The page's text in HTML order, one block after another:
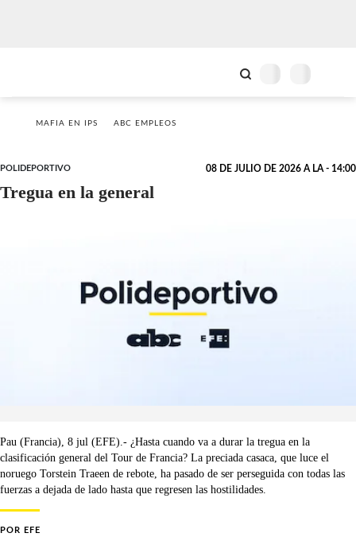
MAFIA EN IPS ABC EMPLEOS
POLIDEPORTIVO 08 DE JULIO DE 2026 A LA - 14:00
Tregua en la general
Pau (Francia), 8 jul (EFE).- ¿Hasta cuando va a durar la tregua en la
clasificación general del Tour de Francia? La preciada casaca, que luce el
noruego Torstein Traeen de rebote, ha pasado de ser perseguida con todas las
fuerzas a dejada de lado hasta que regresen las hostilidades.
POR EFE